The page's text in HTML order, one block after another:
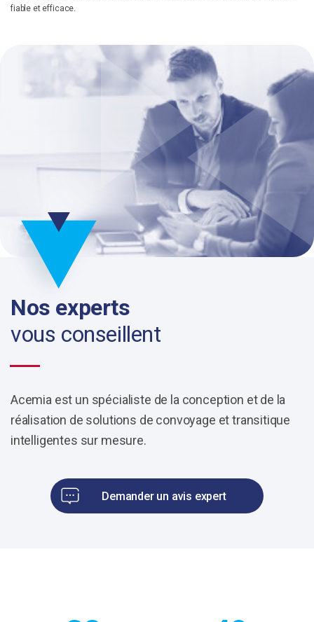
fiable et efficace.
Nos experts
vous conseillent
Acemia est un spécialiste de la conception et de la
réalisation de solutions de convoyage et transitique
intelligentes sur mesure.
Demander un avis expert